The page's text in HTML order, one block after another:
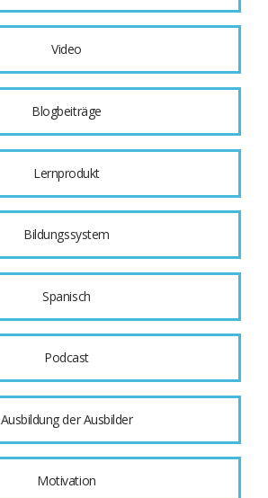
Video
Blogbeiträge
Lernprodukt
Bildungssystem
Spanisch
Podcast
Ausbildung der Ausbilder
Motivation